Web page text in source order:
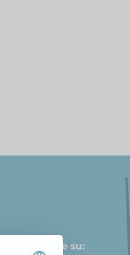
Seguici anche su: